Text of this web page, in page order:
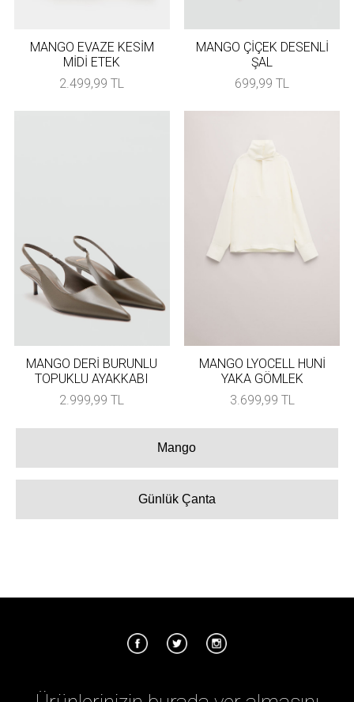
MANGO EVAZE KESİM
MİDİ ETEK
2.499,99 TL
MANGO ÇİÇEK DESENLİ
ŞAL
699,99 TL
MANGO DERİ BURUNLU
TOPUKLU AYAKKABI
2.999,99 TL
MANGO LYOCELL HUNİ
YAKA GÖMLEK
3.699,99 TL
Mango
Günlük Çanta